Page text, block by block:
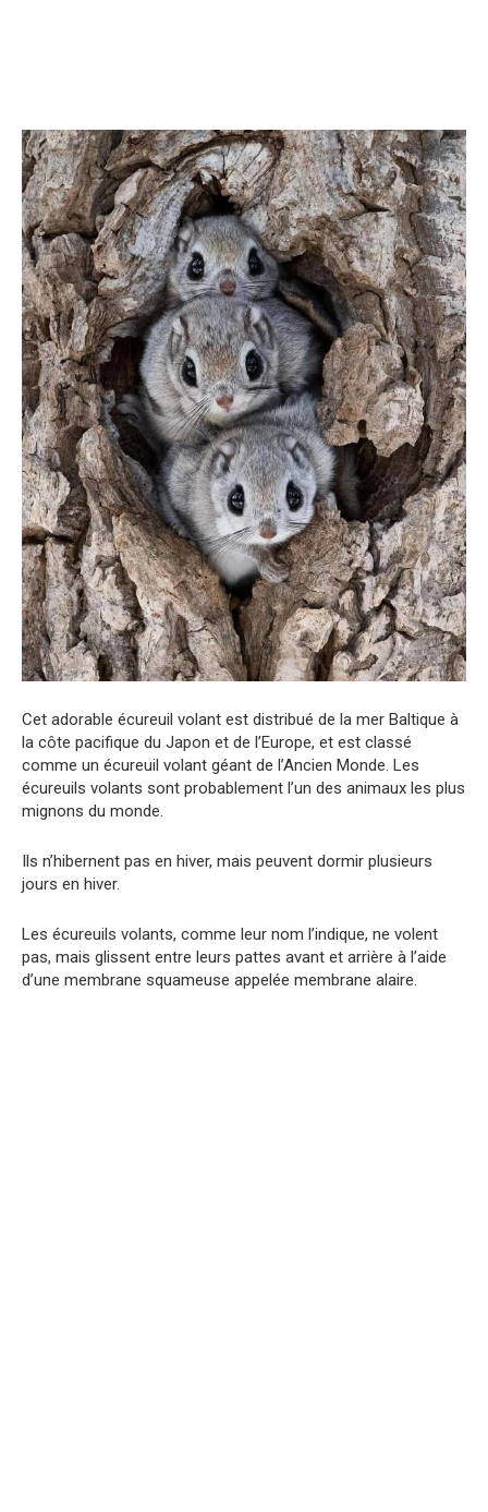
Cet adorable écureuil volant est distribué de la mer Baltique à
la côte pacifique du Japon et de l’Europe, et est classé
comme un écureuil volant géant de l’Ancien Monde. Les
écureuils volants sont probablement l’un des animaux les plus
mignons du monde.
Ils n’hibernent pas en hiver, mais peuvent dormir plusieurs
jours en hiver.
Les écureuils volants, comme leur nom l’indique, ne volent
pas, mais glissent entre leurs pattes avant et arrière à l’aide
d’une membrane squameuse appelée membrane alaire.